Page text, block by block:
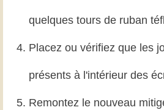
quelques tours de ruban
Placez ou vérifiez que les
présents à l'intérieur des
Remontez le nouveau